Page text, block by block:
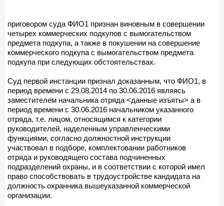
приговором суда ФИО1 признан виновным в совершении
четырех коммерческих подкупов с вымогательством
предмета подкупа, а также в покушении на совершение
коммерческого подкупа с вымогательством предмета
подкупа при следующих обстоятельствах.
Суд первой инстанции признал доказанным, что ФИО1, в
период времени с 29.08.2014 по 30.06.2016 являясь
заместителем начальника отряда <данные изъяты> а в
период времени с 30.06.2016 начальником указанного
отряда, т.е. лицом, относящимся к категории
руководителей, наделенным управленческими
функциями, согласно должностной инструкции
участвовал в подборе, комплектовании работников
отряда и руководящего состава подчиненных
подразделений охраны, и в соответствии с которой имел
право способствовать в трудоустройстве кандидата на
должность охранника вышеуказанной коммерческой
организации.